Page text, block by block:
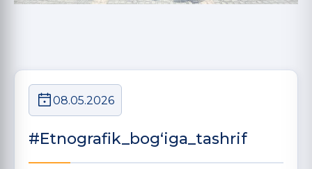
08.05.2026
#Etnografik_bogʻiga_tashrif